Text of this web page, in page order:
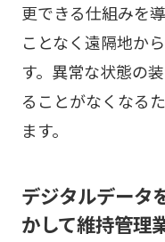
更できる仕組みを
ことなく遠隔地か
す。異常な状態の
ることがなくなる
ます。
デジタルデータ
かして維持管理